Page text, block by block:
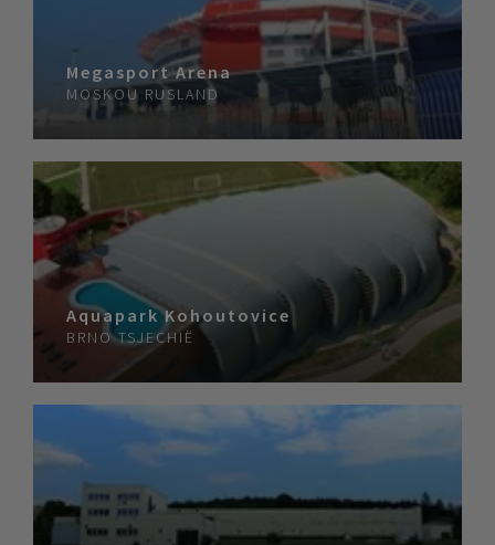
Megasport Arena
MOSKOU RUSLAND
Aquapark Kohoutovice
BRNO TSJECHIË